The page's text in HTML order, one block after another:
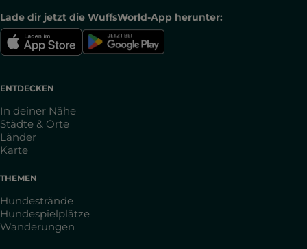
Lade dir jetzt die WuffsWorld-App herunter:
ENTDECKEN
In deiner Nähe
Städte & Orte
Länder
Karte
THEMEN
Hundestrände
Hundespielplätze
Wanderungen